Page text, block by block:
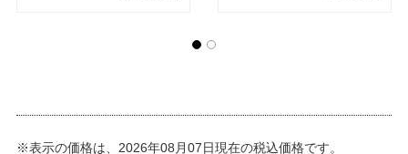
※表示の価格は、2026年08月07日現在の税込価格です。